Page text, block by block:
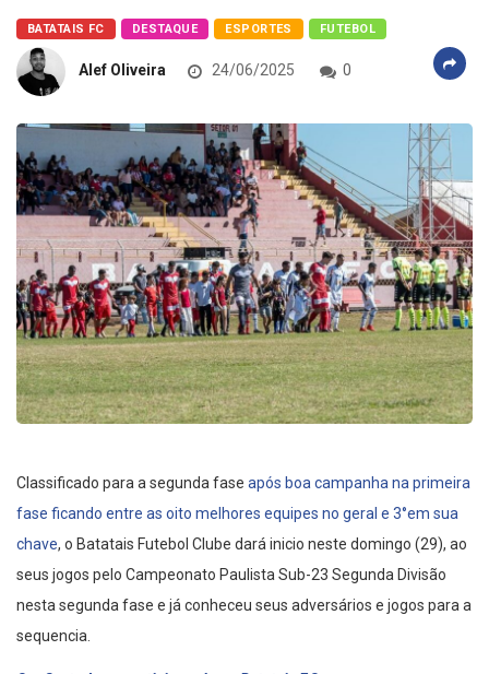
BATATAIS FC DESTAQUE ESPORTES FUTEBOL
Alef Oliveira 24/06/2025 0
Classificado para a segunda fase após boa campanha na primeira
fase ficando entre as oito melhores equipes no geral e 3°em sua
chave, o Batatais Futebol Clube dará inicio neste domingo (29), ao
seus jogos pelo Campeonato Paulista Sub-23 Segunda Divisão
nesta segunda fase e já conheceu seus adversários e jogos para a
sequencia.